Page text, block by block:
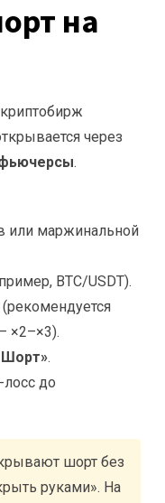
на
через
.
или маржинальной
BTC/USDT).
×2–×3).
Шорт».
до
шорт без
руками». На